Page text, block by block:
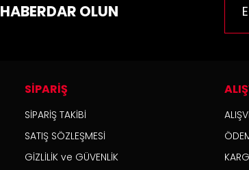
HABERDAR OLUN
SİPARİŞ
SİPARİŞ TAKİBİ
SATIŞ SÖZLEŞMESİ
GİZLİLİK ve GÜVENLİK